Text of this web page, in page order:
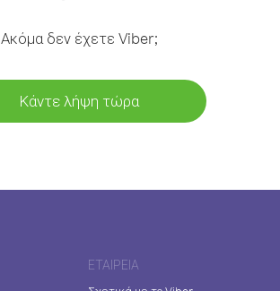
Ακόμα δεν έχετε Viber;
Κάντε λήψη τώρα
ΕΤΑΙΡΕΊΑ